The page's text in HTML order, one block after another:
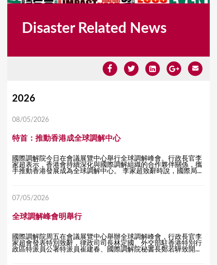
Disaster Related News
Y
a
e
e
2026
08/05/2026
特首：推動香港成全球調解中心
國際調解院今日在會議展覽中心舉行全球調解峰會。行政長官李
家超表示，香港會持續深化與國際調解組織的合作夥伴關係，攜
手推動香港發展成為全球調解中心。 李家超致辭時說，國際局...
07/05/2026
全球調解峰會明舉行
國際調解院周五在會議展覽中心舉辦全球調解峰會，行政長官李
家超會發表特別致辭，律政司司長林定國、外交部駐香港特別行
政區特派員公署特派員崔建春、國際調解院秘書長鄭若驊致開...